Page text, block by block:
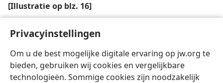
Privacyinstellingen
Om u de best mogelijke digitale ervaring op jw.org te
bieden, gebruiken wij cookies en vergelijkbare
technologieën. Sommige cookies zijn noodzakelijk
[Illustratie op blz. 16]
predikingswerk is een voortreffelijk bewijs van Gods
goedheid